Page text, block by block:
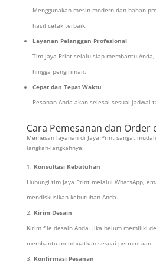
Menggunakan mesin modern dan bahan
hasil cetak terbaik.
Layanan Pelanggan Profesional
Tim Jaya Print selalu siap membantu
hingga pengiriman.
Cepat dan Tepat Waktu
Pesanan Anda akan selesai sesuai jadwal
Cara Pemesanan dan Order
Memesan layanan di Jaya Print sangat
langkah-langkahnya:
Konsultasi Kebutuhan
Hubungi tim Jaya Print melalui WhatsApp,
mendiskusikan kebutuhan Anda.
Kirim Desain
Kirim file desain Anda. Jika belum memiliki
membantu membuatkan sesuai permintaan.
Konfirmasi Pesanan